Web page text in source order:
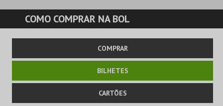
CARRINHO
EVENTOS
CARTÕES
PRODUTOS
COMO COMPRAR NA BOL
COMPRAR
BILHETES
CARTÕES